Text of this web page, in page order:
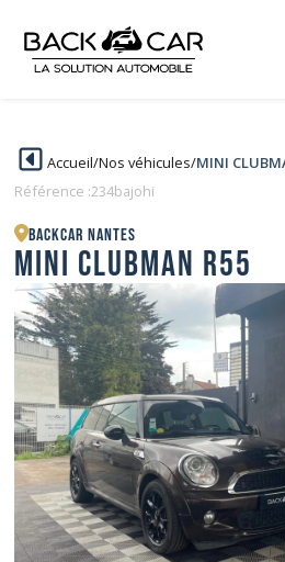
Accueil/Nos véhicules/MINI
Référence :234bajohi
BACKCAR Nantes
MINI CLUBMAN R55